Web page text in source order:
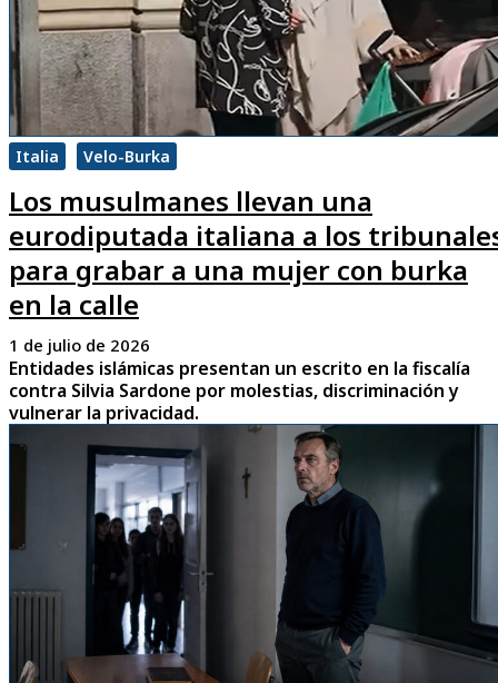
Italia Velo-Burka
Los musulmanes llevan una
eurodiputada italiana a los
para grabar a una mujer con burka
en la calle
1 de julio de 2026
Entidades islámicas presentan un escrito en la fiscalía
contra Silvia Sardone por molestias, discriminación y
vulnerar la privacidad.